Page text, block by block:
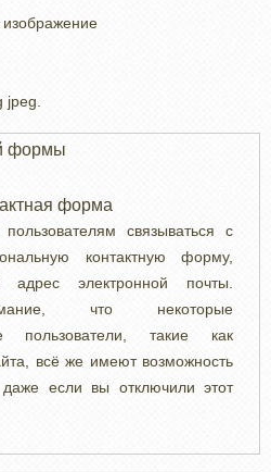
jpeg.
формы
форма
связываться с
контактную форму,
электронной почты.
что некоторые
пользователи, такие как
всё же имеют возможность
если вы отключили этот